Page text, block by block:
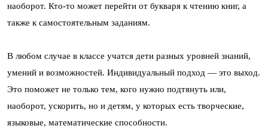
наоборот. Кто-то может перейти от букваря к чтению книг, а
также к самостоятельным заданиям.
В любом случае в классе учатся дети разных уровней знаний,
умений и возможностей. Индивидуальный подход — это выход.
Это поможет не только тем, кого нужно подтянуть или,
наоборот, ускорить, но и детям, у которых есть творческие,
языковые, математические способности.